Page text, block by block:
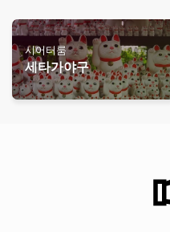
시어터룸
세타가야구